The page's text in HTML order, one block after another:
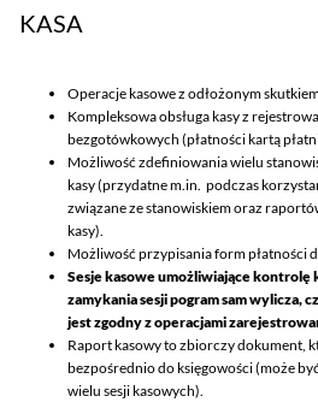
KASA
Operacje kasowe z odłożonym
Kompleksowa obsługa kasy z
bezgotówkowych (płatności kartą
Możliwość zdefiniowania wielu
kasy (przydatne m.in. podczas
związane ze stanowiskiem oraz
kasy).
Możliwość przypisania form płatności
Sesje kasowe umożliwiające kontrolę
zamykania sesji pogram sam wylicza,
jest zgodny z operacjami
Raport kasowy to zbiorczy dokument,
bezpośrednio do księgowości (może
wielu sesji kasowych).